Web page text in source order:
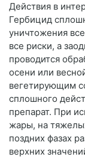
Действия в
Гербицид
уничтожения
все риски, а
проводится
осени или
вегетирующим
сплошного
препарат. При
жары, на
поздних фазах
верхних